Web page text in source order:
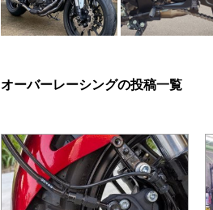
オーバーレーシングの投稿一覧